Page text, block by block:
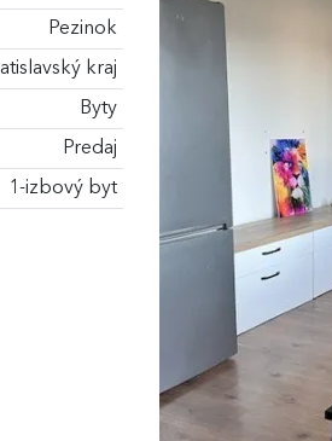
Pezinok
kraj
Byty
Predaj
1-izbový byt